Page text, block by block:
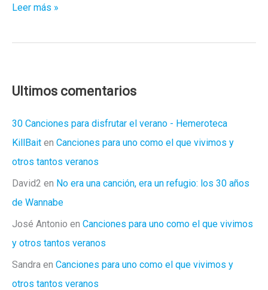
Cosas
Ibiza
Leer más »
Ultimos comentarios
30 Canciones para disfrutar el verano - Hemeroteca
KillBait en Canciones para uno como el que vivimos y
otros tantos veranos
David2 en No era una canción, era un refugio: los 30 años
de Wannabe
José Antonio en Canciones para uno como el que vivimos
y otros tantos veranos
Sandra en Canciones para uno como el que vivimos y
otros tantos veranos